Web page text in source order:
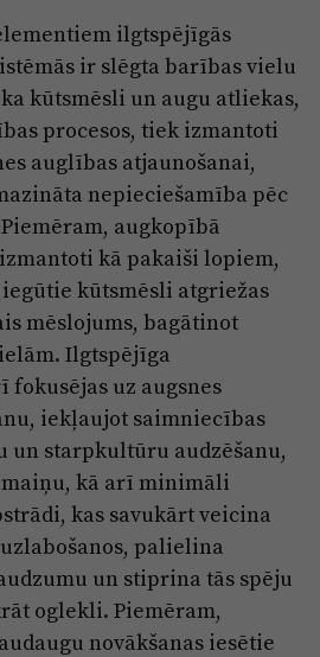
ilgtspējīgās
ir slēgta barības vielu
kūtsmēsli un augu atliekas,
procesos, tiek izmantoti
auglības atjaunošanai,
nepieciešamība pēc
augkopībā
kā pakaiši lopiem,
kūtsmēsli atgriežas
mēslojums, bagātinot
Ilgtspējīga
uz augsnes
iekļaujot saimniecības
un starpkultūru audzēšanu,
kā arī minimāli
kas savukārt veicina
palielina
un stiprina tās spēju
oglekli. Piemēram,
novākšanas iesētie